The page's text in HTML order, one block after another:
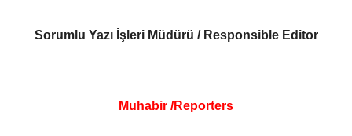
Sorumlu Yazı İşleri Müdürü / Responsible Editor
Muhabir /Reporters